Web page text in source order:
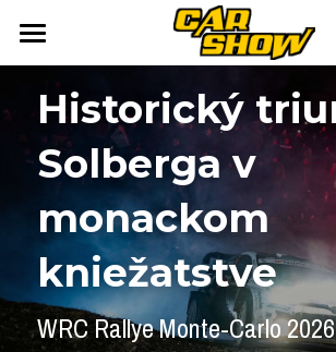
DOMOV
AUTONEWS
AUKCIE
ARCHÍV
NEWSLETTER
KONTAKT
ŠPORT
ČLÁNKY
KALENDÁR
Přihlášení/Registrace účtu
Historický
Solberga v
monackom
kniežatstve
WRC Rallye Monte-Carlo 2026